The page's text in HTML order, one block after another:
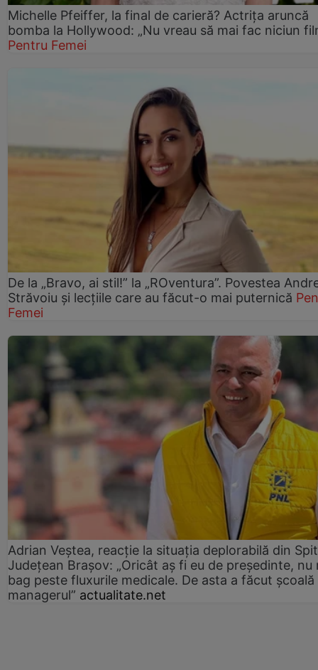
Michelle Pfeiffer, la final de carieră? Actrița aruncă
bomba la Hollywood: „Nu vreau să mai fac niciun
Pentru Femei
De la „Bravo, ai stil!” la „ROventura”. Povestea
Străvoiu și lecțiile care au făcut-o mai puternică
Femei
Adrian Veștea, reacție la situația deplorabilă din
Județean Brașov: „Oricât aș fi eu de președinte, nu
bag peste fluxurile medicale. De asta a făcut școală
managerul” actualitate.net